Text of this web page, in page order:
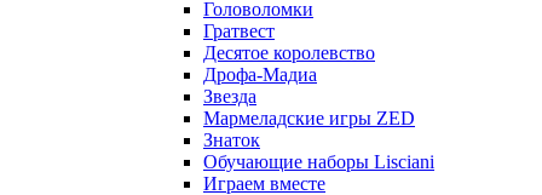
Головоломки
Гратвест
Десятое королевство
Дрофа-Мадиа
Звезда
Мармеладские игры ZED
Знаток
Обучающие наборы Lisciani
Играем вместе